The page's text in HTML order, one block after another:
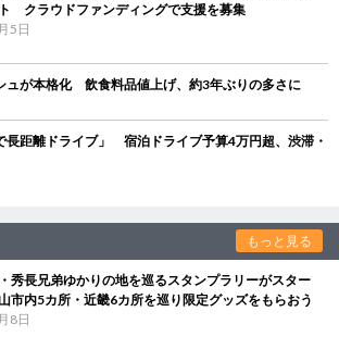
クラウドファンディングで支援を募集
5日
ュが本格化 飲食料品値上げ、約3年ぶりの多さに
長距離ドライブ」 宿泊ドライブ予算4万円超、渋滞・
もっと見る
秀長兄弟ゆかりの地を巡るスタンプラリーがスター
市内5カ所・近畿6カ所を巡り限定グッズをもらおう
8日